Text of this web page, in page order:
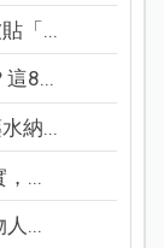
「...
8...
納...
...
...